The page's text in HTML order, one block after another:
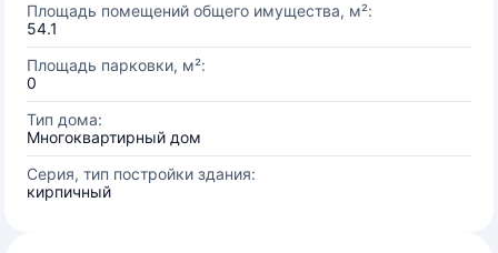
Площадь помещений общего имущества, м²:
54.1
Площадь парковки, м²:
0
Тип дома:
Многоквартирный дом
Серия, тип постройки здания:
кирпичный